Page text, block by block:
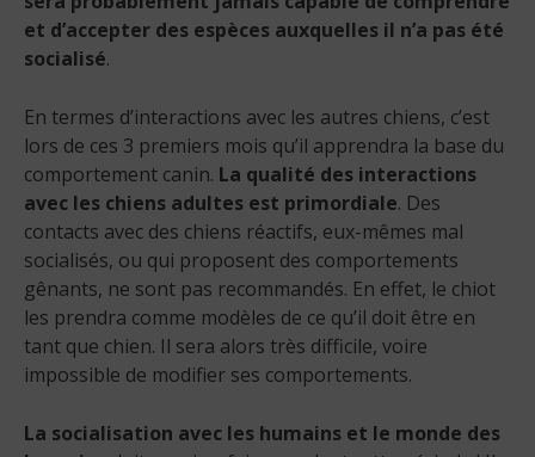
et d’accepter des espèces auxquelles il n’a pas été
socialisé.
En termes d’interactions avec les autres chiens, c’est
lors de ces 3 premiers mois qu’il apprendra la base du
comportement canin. La qualité des interactions
avec les chiens adultes est primordiale. Des
contacts avec des chiens réactifs, eux-mêmes mal
socialisés, ou qui proposent des comportements
gênants, ne sont pas recommandés. En effet, le chiot
les prendra comme modèles de ce qu’il doit être en
tant que chien. Il sera alors très difficile, voire
impossible de modifier ses comportements.
La socialisation avec les humains et le monde des